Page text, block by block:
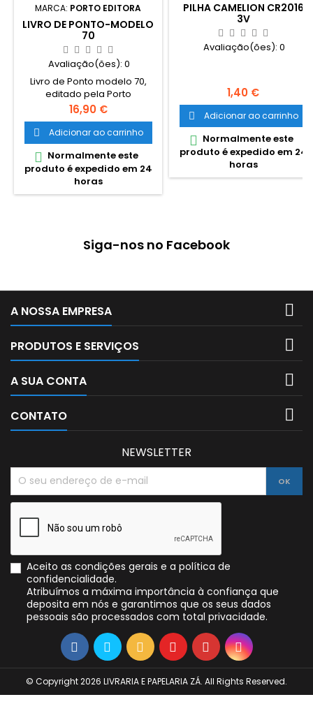
MARCA: PORTO EDITORA
LIVRO DE PONTO-MODELO
70
Avaliação(ões): 0
Livro de Ponto modelo 70,
editado pela Porto
EditoraIdioma Dimensões:
415 x 287 x 10 mm
Encadernação: Capa dura
Páginas: 96
Preço
16,90 €
 Adicionar ao carrinho
 Normalmente este
produto é expedido em 24
horas
PILHA CAMELION CR2016
3V
Avaliação(ões): 0
Preço
1,40 €
 Adicionar ao carrinho
 Normalmente este
produto é expedido em 24
horas
Siga-nos no Facebook
A NOSSA EMPRESA 
PRODUTOS E SERVIÇOS 
A SUA CONTA 
CONTATO 
NEWSLETTER
Aceito as condições gerais e a política de
confidencialidade.
Atribuímos a máxima importância à confiança que
deposita em nós e garantimos que os seus dados
pessoais são processados com total privacidade.
© Copyright 2026 LIVRARIA E PAPELARIA ZÁ. All Rights Reserved.